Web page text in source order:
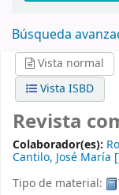
Búsqueda
Vista normal
Vista ISBD
Revista
Colaborador(es):
Cantilo, José María
Tipo de material: